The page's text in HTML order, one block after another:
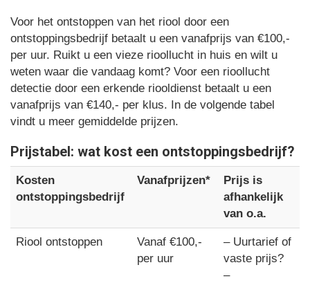
Voor het ontstoppen van het riool door een
ontstoppingsbedrijf betaalt u een vanafprijs van €100,-
per uur. Ruikt u een vieze rioollucht in huis en wilt u
weten waar die vandaag komt? Voor een rioollucht
detectie door een erkende riooldienst betaalt u een
vanafprijs van €140,- per klus. In de volgende tabel
vindt u meer gemiddelde prijzen.
Prijstabel: wat kost een ontstoppingsbedrijf?
Kosten
ontstoppingsbedrijf
Vanafprijzen*
Prijs is
afhankelijk
van o.a.
Riool ontstoppen
Vanaf €100,-
per uur
– Uurtarief of
vaste prijs?
–